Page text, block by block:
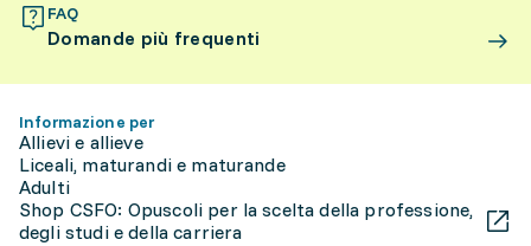
FAQ
Domande più frequenti
Informazione per
Allievi e allieve
Liceali, maturandi e maturande
Adulti
Shop CSFO: Opuscoli per la scelta della professione,
degli studi e della carriera